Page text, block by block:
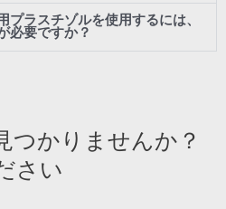
プラスチゾルを使用するには、
必要ですか？
つかりませんか？
さい